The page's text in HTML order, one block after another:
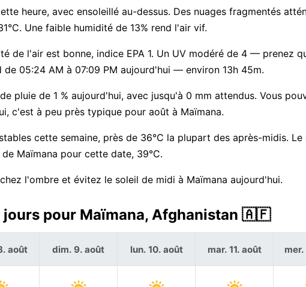
heure, avec ensoleillé au-dessus. Des nuages fragmentés
Une faible humidité de 13% rend l'air vif.
de l'air est bonne, indice EPA 1. Un UV modéré de 4 — prenez
de 05:24 AM à 07:09 PM aujourd'hui — environ 13h 45m.
pluie de 1 % aujourd'hui, avec jusqu'à 0 mm attendus. Vous
c'est à peu près typique pour août à Maïmana.
cette semaine, près de 36°C la plupart des après-midis.
Maïmana pour cette date, 39°C.
l'ombre et évitez le soleil de midi à Maïmana aujourd'hui.
jours pour Maïmana, Afghanistan 🇦🇫
août dim. 9. août lun. 10. août mar. 11. août mer.